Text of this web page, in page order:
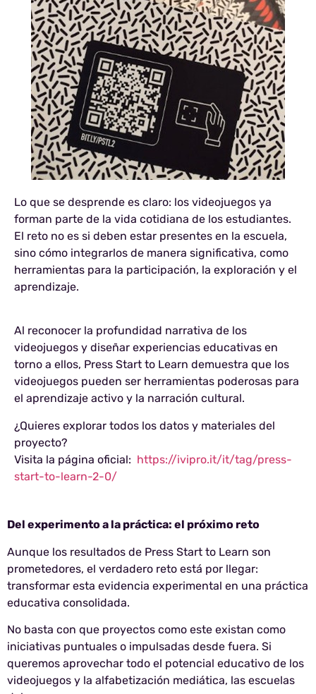
Lo que se desprende es claro: los videojuegos ya
forman parte de la vida cotidiana de los estudiantes.
El reto no es si deben estar presentes en la escuela,
sino cómo integrarlos de manera significativa, como
herramientas para la participación, la exploración y el
aprendizaje.
Al reconocer la profundidad narrativa de los
videojuegos y diseñar experiencias educativas en
torno a ellos, Press Start to Learn demuestra que los
videojuegos pueden ser herramientas poderosas para
el aprendizaje activo y la narración cultural.
¿Quieres explorar todos los datos y materiales del
proyecto?
Visita la página oficial: https://ivipro.it/it/tag/press-
start-to-learn-2-0/
Del experimento a la práctica: el próximo reto
Aunque los resultados de Press Start to Learn son
prometedores, el verdadero reto está por llegar:
transformar esta evidencia experimental en una práctica
educativa consolidada.
No basta con que proyectos como este existan como
iniciativas puntuales o impulsadas desde fuera. Si
queremos aprovechar todo el potencial educativo de los
videojuegos y la alfabetización mediática, las escuelas